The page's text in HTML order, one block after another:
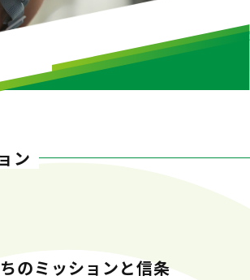
ン
のミッションと信条